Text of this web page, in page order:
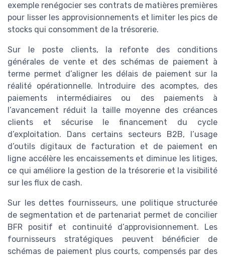
exemple renégocier ses contrats de matières premières
pour lisser les approvisionnements et limiter les pics de
stocks qui consomment de la trésorerie.
Sur le poste clients, la refonte des conditions
générales de vente et des schémas de paiement à
terme permet d’aligner les délais de paiement sur la
réalité opérationnelle. Introduire des acomptes, des
paiements intermédiaires ou des paiements à
l’avancement réduit la taille moyenne des créances
clients et sécurise le financement du cycle
d’exploitation. Dans certains secteurs B2B, l’usage
d’outils digitaux de facturation et de paiement en
ligne accélère les encaissements et diminue les litiges,
ce qui améliore la gestion de la trésorerie et la visibilité
sur les flux de cash.
Sur les dettes fournisseurs, une politique structurée
de segmentation et de partenariat permet de concilier
BFR positif et continuité d’approvisionnement. Les
fournisseurs stratégiques peuvent bénéficier de
schémas de paiement plus courts, compensés par des